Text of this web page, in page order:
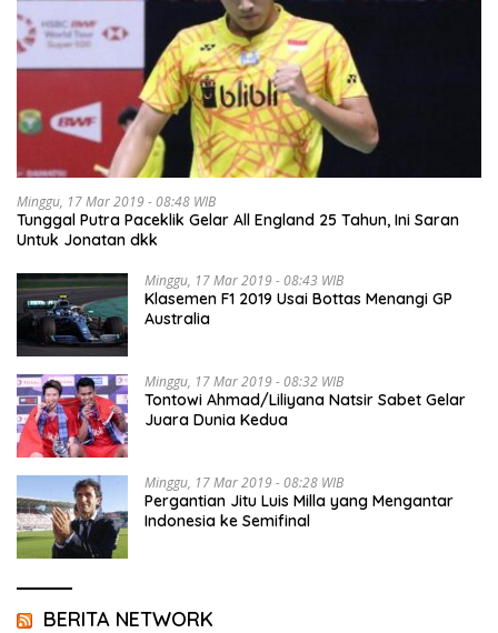
Minggu, 17 Mar 2019 - 08:48 WIB
Tunggal Putra Paceklik Gelar All England 25 Tahun, Ini Saran
Untuk Jonatan dkk
Minggu, 17 Mar 2019 - 08:43 WIB
Klasemen F1 2019 Usai Bottas Menangi GP
Australia
Minggu, 17 Mar 2019 - 08:32 WIB
Tontowi Ahmad/Liliyana Natsir Sabet Gelar
Juara Dunia Kedua
Minggu, 17 Mar 2019 - 08:28 WIB
Pergantian Jitu Luis Milla yang Mengantar
Indonesia ke Semifinal
BERITA NETWORK